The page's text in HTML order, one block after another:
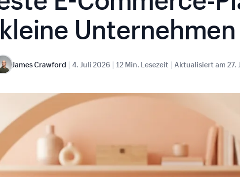
James Crawford | 4. Juli 2026 | 12 Min. Lesezeit | Aktualisiert am 27.